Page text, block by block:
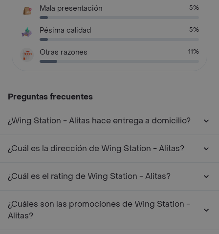
Mala presentación 5%
Pésima calidad 5%
Otras razones 11%
Preguntas frecuentes
¿Wing Station - Alitas hace entrega a domicilio?
¿Cuál es la dirección de Wing Station - Alitas?
¿Cuál es el rating de Wing Station - Alitas?
¿Cuáles son las promociones de Wing Station -
Alitas?